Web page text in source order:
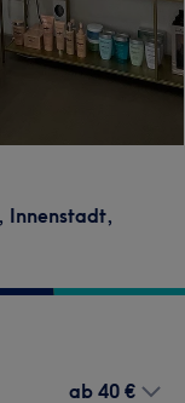
Innenstadt,
ab 40 €